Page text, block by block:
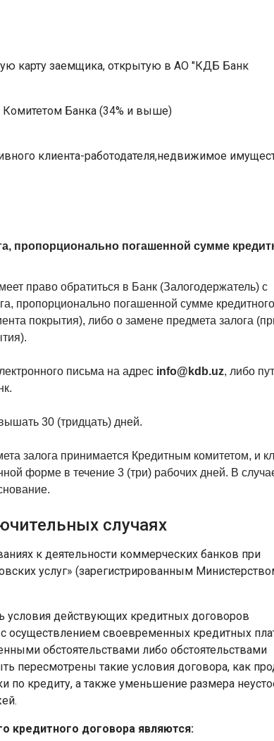
карту заемщика, открытую в АО "КДБ Банк
Банка (34% и выше)
клиента-работодателя,недвижимое
пропорционально погашенной сумме
право обратиться в Банк (Залогодержатель) с
пропорционально погашенной сумме кредитного
покрытия), либо о замене предмета залога
письма на адрес info@kdb.uz, либо
30 (тридцать) дней.
залога принимается Кредитным комитетом, и
форме в течение 3 (три) рабочих дней. В
случаях
к деятельности коммерческих банков при
услуг» (зарегистрированным
условия действующих кредитных договоров
осуществлением своевременных кредитных
обстоятельствами либо обстоятельствами
пересмотрены такие условия договора, как
по кредиту, а также уменьшение размера
кредитного договора являются: